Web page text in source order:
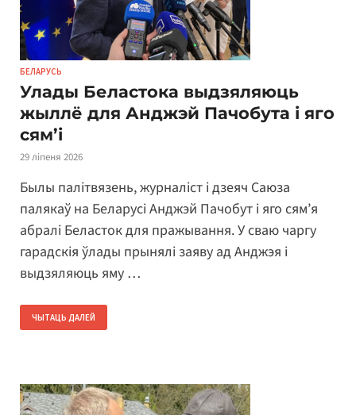
БЕЛАРУСЬ
Улады Беластока выдзяляюць
жыллё для Анджэй Пачобута і яго
сям’і
29 ліпеня 2026
Былы палітвязень, журналіст і дзеяч Саюза
палякаў на Беларусі Анджэй Пачобут і яго сям’я
абралі Беласток для пражывання. У сваю чаргу
гарадскія ўлады прынялі заяву ад Анджэя і
выдзяляюць яму …
ЧЫТАЦЬ ДАЛЕЙ